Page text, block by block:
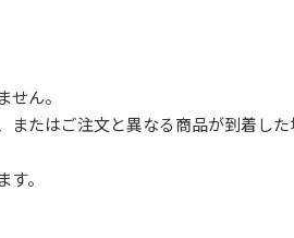
ん。
たはご注文と異なる商品が到着し
。